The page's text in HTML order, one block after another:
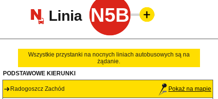
Linia N5B
Wszystkie przystanki na nocnych liniach autobusowych są na
żądanie.
PODSTAWOWE KIERUNKI
Radogoszcz Zachód Pokaż na mapie